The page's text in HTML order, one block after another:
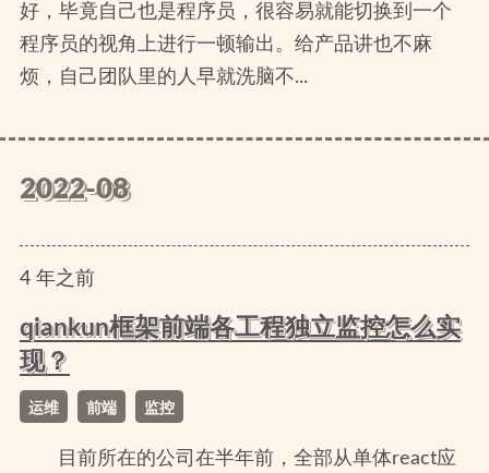
好，毕竟自己也是程序员，很容易就能切换到一个
程序员的视角上进行一顿输出。给产品讲也不麻
烦，自己团队里的人早就洗脑不...
2022-08
4年之前
qiankun框架前端各工程独立监控怎么实
现？
运维 前端 监控
目前所在的公司在半年前，全部从单体react应